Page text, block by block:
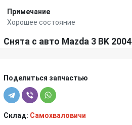
Примечание
Хорошее состояние
Снята с авто Mazda 3 BK 2004
Поделиться запчастью
Склад: Самохваловичи